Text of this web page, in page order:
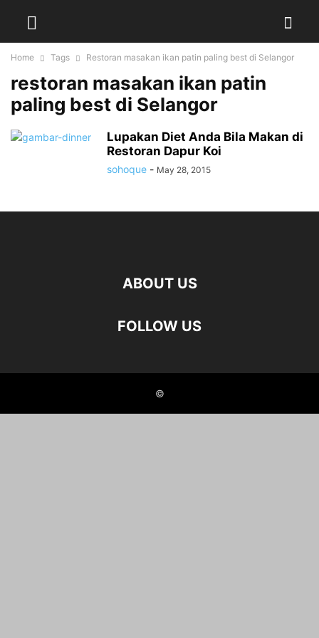
Home Tags Restoran masakan ikan patin paling best di Selangor
restoran masakan ikan patin
paling best di Selangor
Lupakan Diet Anda Bila Makan di
Restoran Dapur Koi
sohoque - May 28, 2015
ABOUT US
FOLLOW US
©